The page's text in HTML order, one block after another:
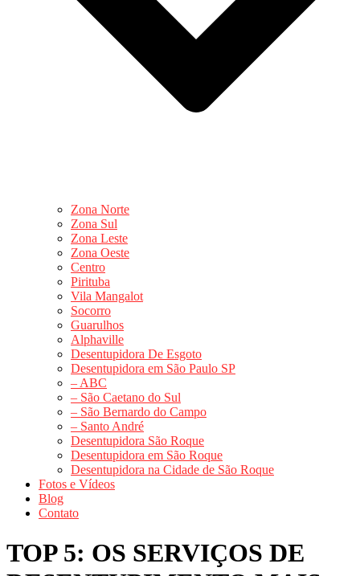
Zona Norte
Zona Sul
Zona Leste
Zona Oeste
Centro
Pirituba
Vila Mangalot
Socorro
Guarulhos
Alphaville
Desentupidora De Esgoto
Desentupidora em São Paulo SP
– ABC
– São Caetano do Sul
– São Bernardo do Campo
– Santo André
Desentupidora São Roque
Desentupidora em São Roque
Desentupidora na Cidade de São Roque
Fotos e Vídeos
Blog
Contato
TOP 5: OS SERVIÇOS DE